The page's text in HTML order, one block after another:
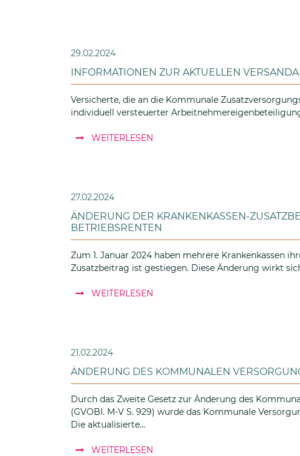
29.02.2024
INFORMATIONEN ZUR AKTUELLEN
Versicherte, die an die Kommunale
individuell versteuerter
WEITERLESEN
27.02.2024
ÄNDERUNG DER KRANKENKASSEN-
BETRIEBSRENTEN
Zum 1. Januar 2024 haben mehrere Krankenkassen
Zusatzbeitrag ist gestiegen. Diese Änderung wirkt
WEITERLESEN
21.02.2024
ÄNDERUNG DES KOMMUNALEN
Durch das Zweite Gesetz zur Änderung des
(GVOBl. M-V S. 929) wurde das Kommunale
Die aktualisierte…
WEITERLESEN